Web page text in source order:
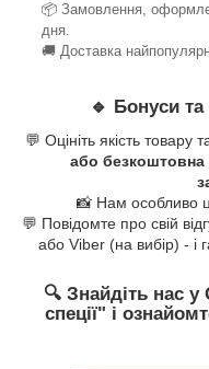
📦 Замовлення,
дня.
🚚 Доставка
🔹 Бонуси та
💬 Оцініть якість
або безкоштовна
📸 Нам особливо
💬 Повідомте про свій
або Viber (на вибір) - і
🔍 Знайдіть нас
спеції" і